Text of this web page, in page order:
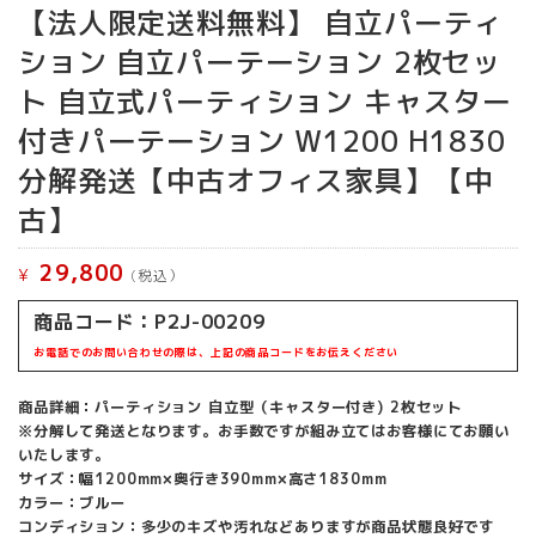
【法人限定送料無料】 自立パーティ
ション 自立パーテーション 2枚セッ
ト 自立式パーティション キャスター
付きパーテーション W1200 H1830
分解発送【中古オフィス家具】【中
古】
¥ 29,800 (税込）
商品コード：P2J-00209
お電話でのお問い合わせの際は、上記の商品コードをお伝えください
商品詳細：パーティション 自立型（キャスター付き) 2枚セット
※分解して発送となります。お手数ですが組み立てはお客様にてお願い
いたします。
サイズ：幅1200mm×奥行き390mm×高さ1830mm
カラー：ブルー
コンディション：多少のキズや汚れなどありますが商品状態良好です